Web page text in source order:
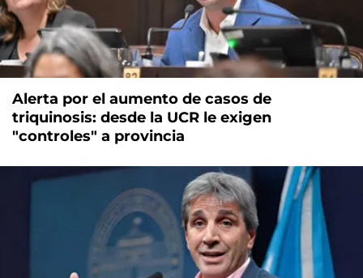
Alerta por el aumento de casos de
triquinosis: desde la UCR le exigen
"controles" a provincia